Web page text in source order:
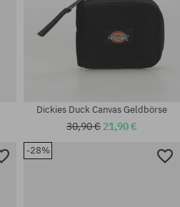
Dickies Duck Canvas Geldbörse
30,90 € 21,90 €
-28%